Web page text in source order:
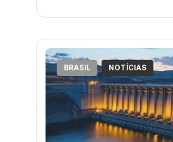
BRASIL NOTÍCIAS